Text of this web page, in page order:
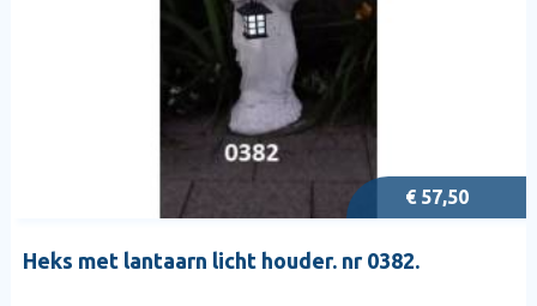
€ 57,50
Heks met lantaarn licht houder. nr 0382.